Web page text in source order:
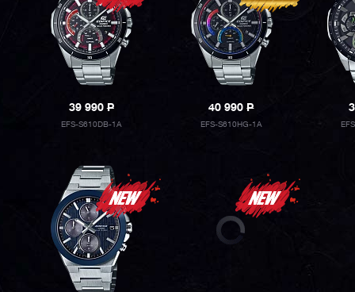
39 990P
EFS-S610DB-1A
40 990P
EFS-S610HG-1A